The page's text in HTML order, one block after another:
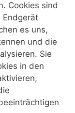
Cookies sind
Endgerät
es uns,
und die
Sie
in den